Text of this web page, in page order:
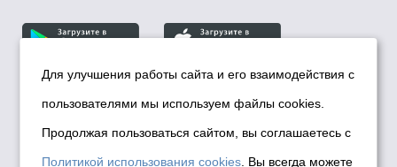
© Департамент информационной политики мэрии
города Новосибирска, 2026
Политика использования Cookies
Для улучшения работы сайта и его взаимодействия с
пользователями мы используем файлы cookies.
Продолжая пользоваться сайтом, вы соглашаетесь с
Политикой использования cookies . Вы всегда можете